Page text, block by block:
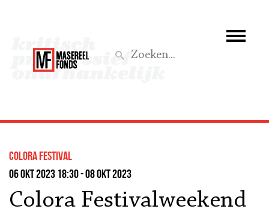
Wat we doen
Steun ons
Aktief
colora festival
06 okt 2023 18:30 - 08 okt 2023
Colora Festivalweekend